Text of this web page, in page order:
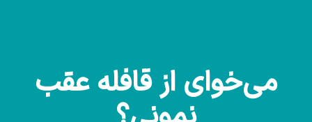
می‌خوای از قافله عقب